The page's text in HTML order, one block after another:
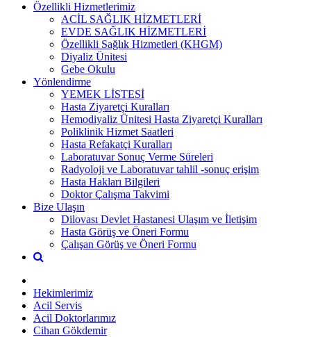
Özellikli Hizmetlerimiz
ACİL SAĞLIK HİZMETLERİ
EVDE SAĞLIK HİZMETLERİ
Özellikli Sağlık Hizmetleri (KHGM)
Diyaliz Ünitesi
Gebe Okulu
Yönlendirme
YEMEK LİSTESİ
Hasta Ziyaretçi Kuralları
Hemodiyaliz Ünitesi Hasta Ziyaretçi Kuralları
Poliklinik Hizmet Saatleri
Hasta Refakatçi Kuralları
Laboratuvar Sonuç Verme Süreleri
Radyoloji ve Laboratuvar tahlil -sonuç erişim
Hasta Hakları Bilgileri
Doktor Çalışma Takvimi
Bize Ulaşın
Dilovası Devlet Hastanesi Ulaşım ve İletişim
Hasta Görüş ve Öneri Formu
Çalışan Görüş ve Öneri Formu
Hekimlerimiz
Acil Servis
Acil Doktorlarımız
Cihan Gökdemir